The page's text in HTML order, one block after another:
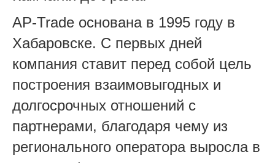
AP-Trade основана в 1995 году в
Хабаровске. С первых дней
компания ставит перед собой цель
построения взаимовыгодных и
долгосрочных отношений с
партнерами, благодаря чему из
регионального оператора выросла в